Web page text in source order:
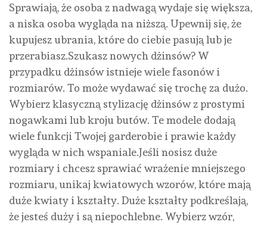
Sprawiają, że osoba z nadwagą wydaje się większa,
a niska osoba wygląda na niższą. Upewnij się, że
kupujesz ubrania, które do ciebie pasują lub je
przerabiasz.Szukasz nowych dżinsów? W
przypadku dżinsów istnieje wiele fasonów i
rozmiarów. To może wydawać się trochę za dużo.
Wybierz klasyczną stylizację dżinsów z prostymi
nogawkami lub kroju butów. Te modele dodają
wiele funkcji Twojej garderobie i prawie każdy
wygląda w nich wspaniale.Jeśli nosisz duże
rozmiary i chcesz sprawiać wrażenie mniejszego
rozmiaru, unikaj kwiatowych wzorów, które mają
duże kwiaty i kształty. Duże kształty podkreślają,
że jesteś duży i są niepochlebne. Wybierz wzór,